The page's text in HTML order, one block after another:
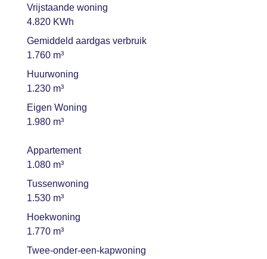
Vrijstaande woning
4.820 KWh
Gemiddeld aardgas verbruik
1.760 m³
Huurwoning
1.230 m³
Eigen Woning
1.980 m³
Appartement
1.080 m³
Tussenwoning
1.530 m³
Hoekwoning
1.770 m³
Twee-onder-een-kapwoning